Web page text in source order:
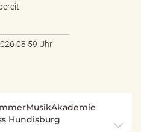
08:59 Uhr
Hundisburg